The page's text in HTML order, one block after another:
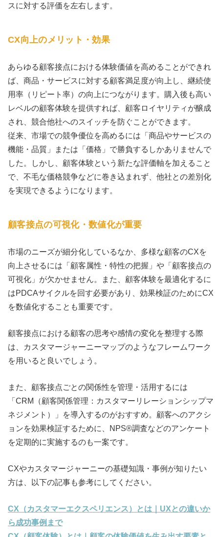
スに対する評価を左右します。
CX向上のメリット・効果
あらゆる顧客接点における体験価値を高めることができれ
ば、商品・サービスに対する顧客満足度が向上し、継続使
用率（リピート率）の向上につながります。購入後も高い
レベルの顧客体験を提供すれば、顧客ロイヤリティが醸成
され、競合他社へのスイッチを防ぐことができます。
従来、市場での競争優位を高めるには「商品やサービスの
機能・品質」または「価格」で勝負するしかありませんで
した。しかし、顧客体験という新たな評価軸を加えること
で、不毛な価格競争などに巻き込まれず、他社との差別化
を実現できるようになります。
顧客接点の可視化・数値化が重要
市場のニーズが細分化しているなか、多様な顧客のCXを
向上させるには「顧客属性・特性の把握」や「顧客接点の
可視化」が欠かせません。また、顧客体験を最適化するに
はPDCAサイクルを回す必要があり、効果検証のためにCX
を数値化することも重要です。
顧客接点における顧客の思考や感情の変化を整理する際
は、カスタマージャーニーマップのようなフレームワーク
を用いると良いでしょう。
また、顧客接点ごとの関係性を管理・活用するには
「CRM（顧客関係管理：カスタマーリレーションシップマ
ネジメント）」を導入するのがおすすめ。顧客へのアクシ
ョンを効果検証するために、NPS®調査などのアンケート
を定期的に実施するのも一案です。
CXやカスタマージャーニーの基礎知識・事例が知りたい
方は、以下の記事も参考にしてください。
CX（カスタマーエクスペリエンス）とは｜UXとの違いか
ら成功事例まで